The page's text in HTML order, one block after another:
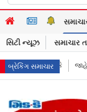
સિટી ન્યૂઝ સમાચાર
બ્રેકિંગ સમાચાર
લોકોને મિસગાઇડ કરનારી